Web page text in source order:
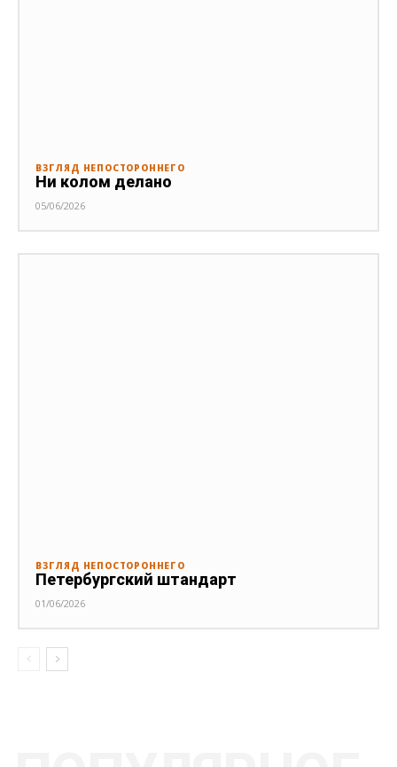
ВЗГЛЯД НЕПОСТОРОННЕГО
Ни колом делано
05/06/2026
ВЗГЛЯД НЕПОСТОРОННЕГО
Петербургский штандарт
01/06/2026